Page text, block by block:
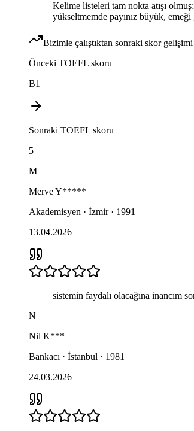
Kelime listeleri tam nokta atışı
yükseltmemde payınız büyük,
Bizimle çalıştıktan sonraki skor gelişimi
Önceki TOEFL skoru
B1
Sonraki TOEFL skoru
5
M
MerveY*****
Akademisyen · İzmir · 1991
13.04.2026
sistemin faydalı olacağına inancım
N
Nil K***
Bankacı · İstanbul · 1981
24.03.2026